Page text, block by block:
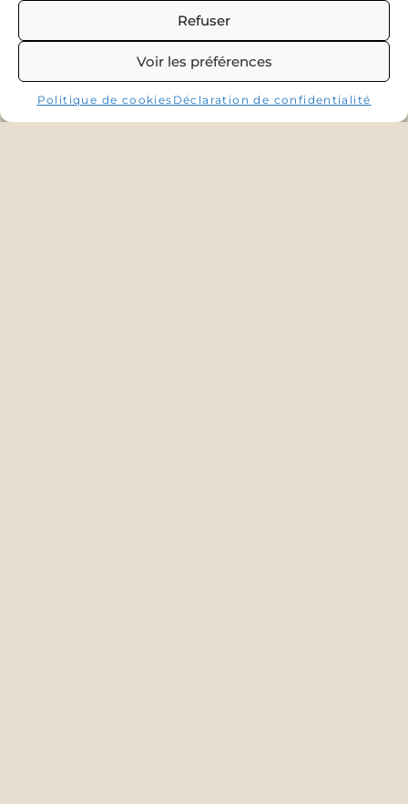
Refuser
Voir les préférences
Politique de cookies Déclaration de confidentialité